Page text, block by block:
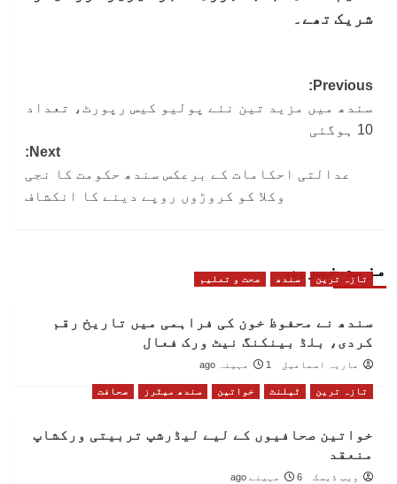
شریک تھے۔
Post
navigation
Previous:
سندھ میں مزید تین نئے پولیو کیس رپورٹ، تعداد
10 ہوگئی
Next:
عدالتی احکامات کے برعکس سندھ حکومت کا نجی
وکلا کو کروڑوں روپے دینے کا انکشاف
مزید خبریں
تازہ ترین سندھ صحت و تعلیم
سندھ نے محفوظ خون کی فراہمی میں تاریخ رقم
کردی، بلڈ بینکنگ نیٹ ورک فعال
ماریہ اسماعیل 1 مہینہ ago
تازہ ترین ٹیلنٹ خواتین سندھ میٹرز صحافت
خواتین صحافیوں کے لیے لیڈرشپ تربیتی ورکشاپ
منعقد
ویب ڈیسک 6 مہینے ago